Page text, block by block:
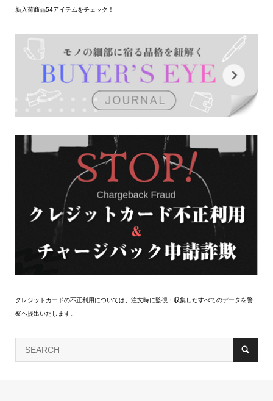
新入荷商品54アイテムをチェック！
クレジットカードの不正利用については、注文時に監視・収集したすべてのデータを警
察へ提出いたします。